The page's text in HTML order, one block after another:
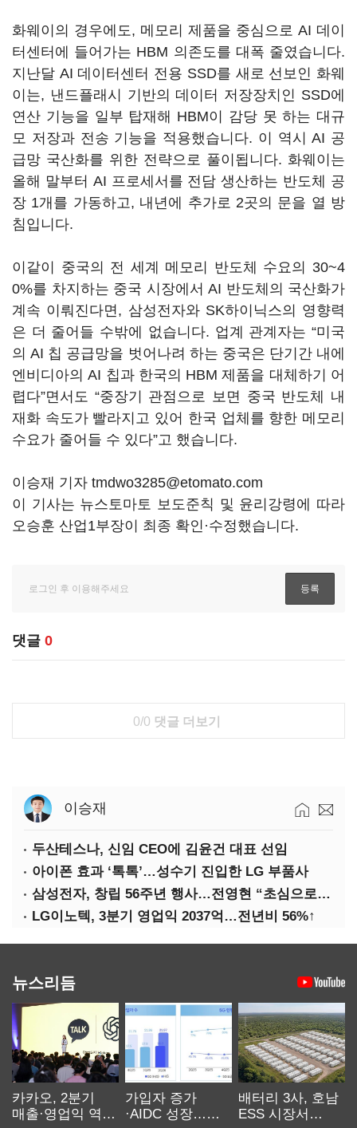
화웨이의 경우에도, 메모리 제품을 중심으로 AI 데이
터센터에 들어가는 HBM 의존도를 대폭 줄였습니다.
지난달 AI 데이터센터 전용 SSD를 새로 선보인 화웨
이는, 낸드플래시 기반의 데이터 저장장치인 SSD에
연산 기능을 일부 탑재해 HBM이 감당 못 하는 대규
모 저장과 전송 기능을 적용했습니다. 이 역시 AI 공
급망 국산화를 위한 전략으로 풀이됩니다. 화웨이는
올해 말부터 AI 프로세서를 전담 생산하는 반도체 공
장 1개를 가동하고, 내년에 추가로 2곳의 문을 열 방
침입니다.
이같이 중국의 전 세계 메모리 반도체 수요의 30~4
0%를 차지하는 중국 시장에서 AI 반도체의 국산화가
계속 이뤄진다면, 삼성전자와 SK하이닉스의 영향력
은 더 줄어들 수밖에 없습니다. 업계 관계자는 “미국
의 AI 칩 공급망을 벗어나려 하는 중국은 단기간 내에
엔비디아의 AI 칩과 한국의 HBM 제품을 대체하기 어
렵다”면서도 “중장기 관점으로 보면 중국 반도체 내
재화 속도가 빨라지고 있어 한국 업체를 향한 메모리
수요가 줄어들 수 있다”고 했습니다.
이승재 기자 tmdwo3285@etomato.com
이 기사는 뉴스토마토 보도준칙 및 윤리강령에 따라
오승훈 산업1부장이 최종 확인·수정했습니다.
댓글 0
0/0 댓글 더보기
이승재
두산테스나, 신임 CEO에 김윤건 대표 선임
아이폰 효과 ‘톡톡’…성수기 진입한 LG 부품사
삼성전자, 창립 56주년 행사…전영현 “초심으로 경쟁력 회복해야”
LG이노텍, 3분기 영업익 2037억…전년비 56%↑
뉴스리듬
카카오, 2분기
매출·영업익 역대
가입자 증가
·AIDC 성장…
배터리 3사, 호남
ESS 시장서